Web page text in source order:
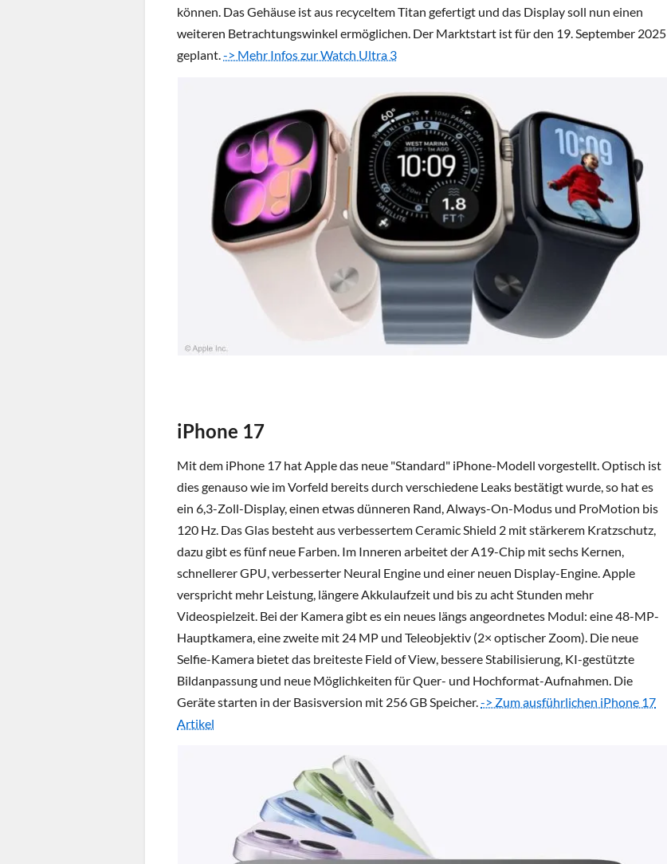
können. Das Gehäuse ist aus recyceltem Titan gefertigt und das Display soll nun einen
weiteren Betrachtungswinkel ermöglichen. Der Marktstart ist für den 19. September 2025
geplant.-> Mehr Infos zur Watch Ultra 3
iPhone 17
Mit dem iPhone 17 hat Apple das neue "Standard" iPhone-Modell vorgestellt. Optisch ist
dies genauso wie im Vorfeld bereits durch verschiedene Leaks bestätigt wurde, so hat es
ein 6,3-Zoll-Display, einen etwas dünneren Rand, Always-On-Modus und ProMotion bis
120 Hz. Das Glas besteht aus verbessertem Ceramic Shield 2 mit stärkerem Kratzschutz,
dazu gibt es fünf neue Farben. Im Inneren arbeitet der A19-Chip mit sechs Kernen,
schnellerer GPU, verbesserter Neural Engine und einer neuen Display-Engine. Apple
verspricht mehr Leistung, längere Akkulaufzeit und bis zu acht Stunden mehr
Videospielzeit. Bei der Kamera gibt es ein neues längs angeordnetes Modul: eine 48-MP-
Hauptkamera, eine zweite mit 24 MP und Teleobjektiv (2× optischer Zoom). Die neue
Selfie-Kamera bietet das breiteste Field of View, bessere Stabilisierung, KI-gestützte
Bildanpassung und neue Möglichkeiten für Quer- und Hochformat-Aufnahmen. Die
Geräte starten in der Basisversion mit 256 GB Speicher.-> Zum ausführlichen iPhone 17
Artikel